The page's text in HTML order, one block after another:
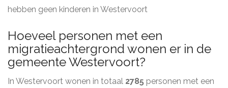
hebben geen kinderen in Westervoort
Hoeveel personen met een
migratieachtergrond wonen er in de
gemeente Westervoort?
In Westervoort wonen in totaal 2785 personen met een